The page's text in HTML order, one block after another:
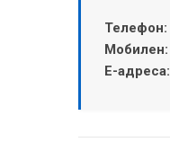
Телефон:
Мобилен:
Е-адреса: